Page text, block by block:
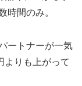
時間のみ。
ートナーが一気
よりも上がって